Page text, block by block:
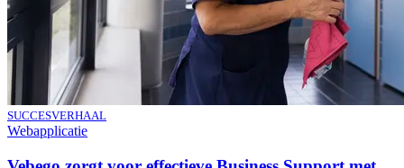
SUCCESVERHAAL
Webapplicatie